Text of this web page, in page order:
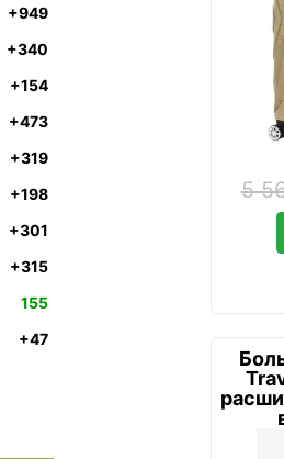
5
+949
+340
+154
+473
+319
+198
+301
+315
155
+47